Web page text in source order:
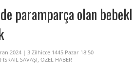
paramparça olan
2024 | 3 Zilhicce 1445 Pazar 18:50
İSRAİL SAVAŞI, ÖZEL HABER